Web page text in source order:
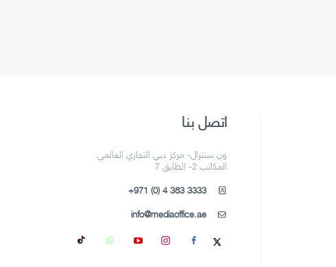
اتصل بنا
ون سنترال- مركز دبي التجاري العالمي
المكاتب 2- الطابق 7
+971 (0) 4 383 3333
info@mediaoffice.ae